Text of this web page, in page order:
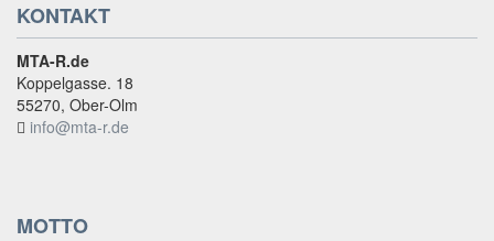
KONTAKT
MTA-R.de
Koppelgasse. 18
55270, Ober-Olm
info@mta-r.de
MOTTO